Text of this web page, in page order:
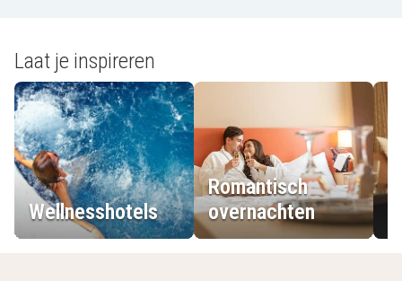
Laat je inspireren
Wellnesshotels
Romantisch
overnachten